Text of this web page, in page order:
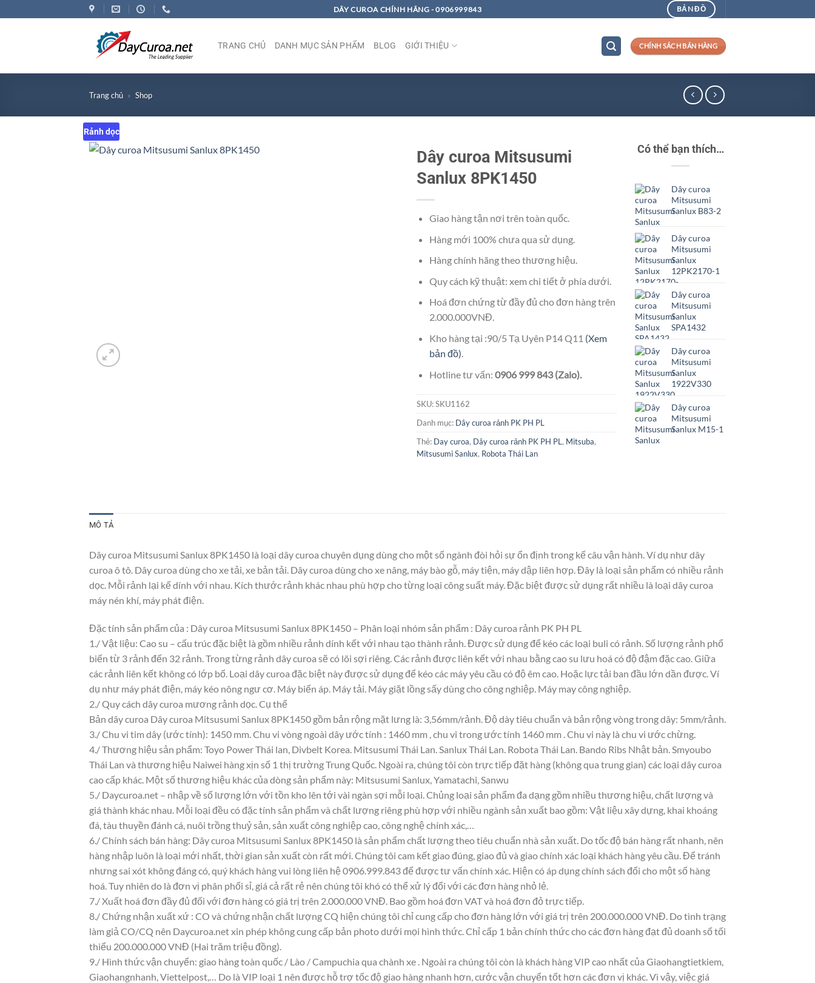
qua
DÂY CUROA CHÍNH HÃNG - 0906999843 BẢN ĐỒ
TRANG CHỦ DANH MỤC SẢN PHẨM BLOG GIỚI THIỆU CHÍNH SÁCH BÁN HÀNG
Trang chủ » Shop
Rảnh dọc
Dây curoa Mitsusumi
Sanlux 8PK1450
Giao hàng tận nơi trên toàn quốc.
Hàng mới 100% chưa qua sử dụng.
Hàng chính hãng theo thương hiệu.
Quy cách kỹ thuật: xem chi tiết ở phía dưới.
Hoá đơn chứng từ đầy đủ cho đơn hàng trên
2.000.000VNĐ.
Kho hàng tại :90/5 Tạ Uyên P14 Q11 (Xem
bản đồ).
Hotline tư vấn: 0906 999 843 (Zalo).
SKU:SKU1162
Danh mục: Dây curoa rảnh PK PH PL
Thẻ: Day curoa, Dây curoa rảnh PK PH PL, Mitsuba,
Mitsusumi Sanlux, Robota Thái Lan
Có thể bạn thích…
Dây curoa
Mitsusumi
Sanlux B83-2
Dây curoa
Mitsusumi
Sanlux
12PK2170-1
Dây curoa
Mitsusumi
Sanlux
SPA1432
Dây curoa
Mitsusumi
Sanlux
1922V330
Dây curoa
Mitsusumi
Sanlux M15-1
MÔ TẢ
Dây curoa Mitsusumi Sanlux 8PK1450 là loại dây curoa chuyên dụng dùng cho một số ngành đòi hỏi sự ổn định trong kế câu vận hành. Ví dụ như dây
curoa ô tô. Dây curoa dùng cho xe tải, xe bản tải. Dây curoa dùng cho xe nâng, máy bào gỗ, máy tiện, máy dập liên hợp. Đây là loại sản phẩm có nhiều rảnh
dọc. Mỗi rảnh lại kế dính với nhau. Kích thước rảnh khác nhau phù hợp cho từng loại công suất máy. Đặc biệt được sử dụng rất nhiều là loại dây curoa
máy nén khí, máy phát điện.
Đặc tính sản phẩm của : Dây curoa Mitsusumi Sanlux 8PK1450 – Phân loại nhóm sản phẩm : Dây curoa rảnh PK PH PL
1./ Vật liệu: Cao su – cấu trúc đặc biệt là gồm nhiều rảnh dính kết với nhau tạo thành rảnh. Được sử dụng để kéo các loại buli có rảnh. Số lượng rảnh phổ
biến từ 3 rảnh đến 32 rảnh. Trong từng rảnh dây curoa sẽ có lõi sợi riêng. Các rảnh được liên kết với nhau bằng cao su lưu hoá có độ đậm đặc cao. Giữa
các rảnh liên kết không có lớp bố. Loại dây curoa đặc biệt này được sử dụng để kéo các máy yêu cầu có độ êm cao. Hoặc lực tải ban đầu lớn dần được. Ví
dụ như máy phát điện, máy kéo nông ngư cơ. Máy biến áp. Máy tải. Máy giặt lồng sấy dùng cho công nghiệp. Máy may công nghiệp.
2./ Quy cách dây curoa mương rảnh dọc. Cụ thể
Bản dây curoa Dây curoa Mitsusumi Sanlux 8PK1450 gồm bản rộng mặt lưng là: 3,56mm/rảnh. Độ dày tiêu chuẩn và bản rộng vòng trong dây: 5mm/rảnh.
3./ Chu vi tim dây (ước tính): 1450 mm. Chu vi vòng ngoài dây ước tính : 1460 mm , chu vi trong ước tính 1460 mm . Chu vi này là chu vi ước chừng.
4./ Thương hiệu sản phẩm: Toyo Power Thái lan, Divbelt Korea. Mitsusumi Thái Lan. Sanlux Thái Lan. Robota Thái Lan. Bando Ribs Nhật bản. Smyoubo
Thái Lan và thương hiệu Naiwei hàng xịn số 1 thị trường Trung Quốc. Ngoài ra, chúng tôi còn trực tiếp đặt hàng (không qua trung gian) các loại dây curoa
cao cấp khác. Một số thương hiệu khác của dòng sản phẩm này: Mitsusumi Sanlux, Yamatachi, Sanwu
5./ Daycuroa.net – nhập về số lượng lớn với tồn kho lên tới vài ngàn sợi mỗi loại. Chủng loại sản phẩm đa dạng gồm nhiều thương hiệu, chất lượng và
giá thành khác nhau. Mỗi loại đều có đặc tính sản phẩm và chất lượng riêng phù hợp với nhiều ngành sản xuất bao gồm: Vật liệu xây dựng, khai khoáng
đá, tàu thuyền đánh cá, nuôi trồng thuỷ sản, sản xuất công nghiệp cao, công nghệ chính xác,…
6./ Chính sách bán hàng: Dây curoa Mitsusumi Sanlux 8PK1450 là sản phẩm chất lượng theo tiêu chuẩn nhà sản xuất. Do tốc độ bán hàng rất nhanh, nên
hàng nhập luôn là loại mới nhất, thời gian sản xuất còn rất mới. Chúng tôi cam kết giao đúng, giao đủ và giao chính xác loại khách hàng yêu cầu. Để tránh
nhưng sai xót không đáng có, quý khách hàng vui lòng liên hệ 0906.999.843 để được tư vấn chính xác. Hiện có áp dụng chính sách đổi cho một số hàng
hoá. Tuy nhiên do là đơn vị phân phối sỉ, giá cả rất rẻ nên chúng tôi khó có thể xử lý đổi với các đơn hàng nhỏ lẻ.
7./ Xuất hoá đơn đầy đủ đối với đơn hàng có giá trị trên 2.000.000 VNĐ. Bao gồm hoá đơn VAT và hoá đơn đỏ trực tiếp.
8./ Chứng nhận xuất xứ : CO và chứng nhận chất lượng CQ hiện chúng tôi chỉ cung cấp cho đơn hàng lớn với giá trị trên 200.000.000 VNĐ. Do tình trạng
làm giả CO/CQ nên Daycuroa.net xin phép không cung cấp bản photo dưới mọi hình thức. Chỉ cấp 1 bản chính thức cho các đơn hàng đạt đủ doanh số tối
thiểu 200.000.000 VNĐ (Hai trăm triệu đồng).
9./ Hình thức vận chuyển: giao hàng toàn quốc / Lào / Campuchia qua chành xe . Ngoài ra chúng tôi còn là khách hàng VIP cao nhất của Giaohangtietkiem,
Giaohangnhanh, Viettelpost,… Do là VIP loại 1 nên được hỗ trợ tốc độ giao hàng nhanh hơn, cước vận chuyển tốt hơn các đơn vị khác. Vì vậy, việc giá